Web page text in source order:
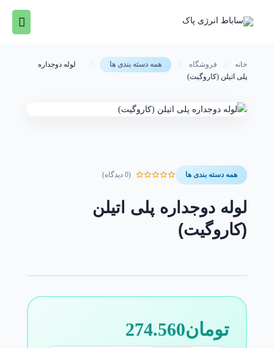
خانه / فروشگاه / همه دسته بندی ها /
لوله دوجداره
پلی اتیلن (کاروگیت)
همه دسته بندی ها (0 دیدگاه)
لوله دوجداره پلی اتیلن
(کاروگیت)
تومان274.560